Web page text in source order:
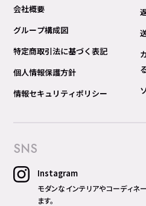
会社概要
グループ構成図
特定商取引法に基づく表記
個人情報保護方針
情報セキュリティポリシー
SNS
Instagram
モダンなインテリアやコーディネ
ます。